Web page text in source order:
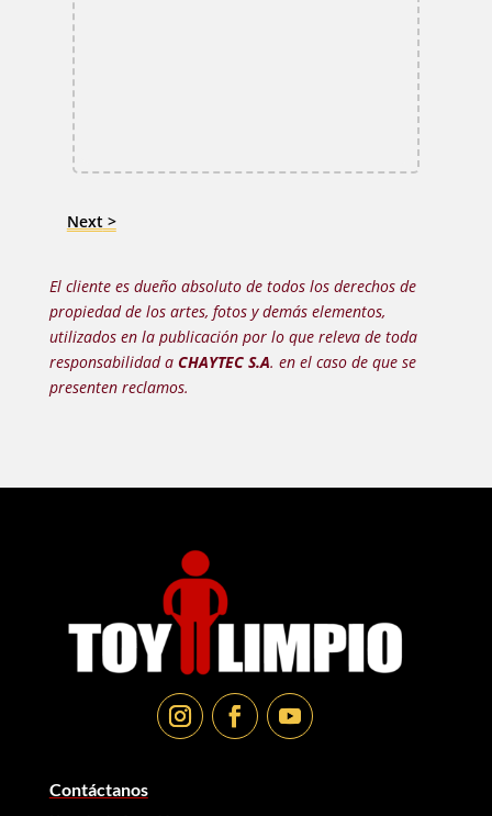
Next
El cliente es dueño absoluto de todos los derechos de
propiedad de los artes, fotos y demás elementos,
utilizados en la publicación por lo que releva de toda
responsabilidad a CHAYTEC S.A. en el caso de que se
presenten reclamos.
Contáctanos